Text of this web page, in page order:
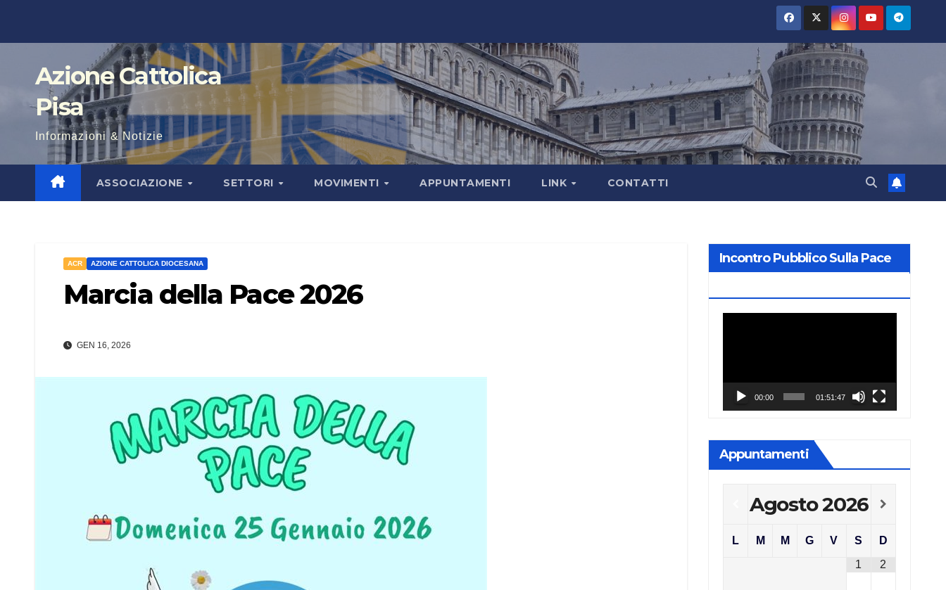
Azione Cattolica
Pisa
Informazioni & Notizie
ASSOCIAZIONE SETTORI MOVIMENTI APPUNTAMENTI LINK CONTATTI
ACR AZIONE CATTOLICA DIOCESANA
Marcia della Pace 2026
GEN 16, 2026
Incontro Pubblico Sulla Pace
00:00 01:51:47
Appuntamenti
Agosto2026
L M M G V S
D
1
2